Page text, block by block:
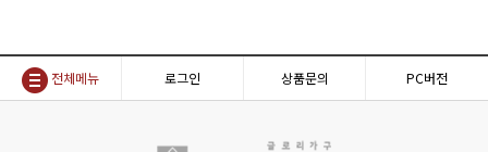
전체메뉴 로그인 상품문의 PC버전